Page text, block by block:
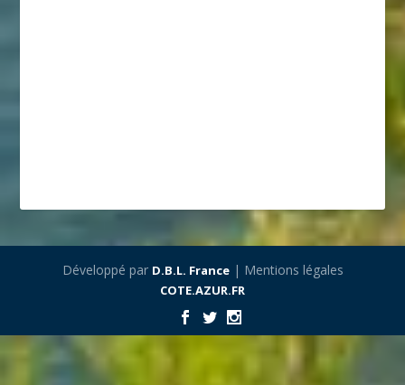
Développé par D.B.L. France| Mentions légales
COTE.AZUR.FR